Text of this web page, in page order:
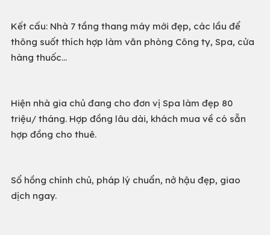
Kết cấu: Nhà 7 tầng thang máy mới đẹp, các lầu để
thông suốt thích hợp làm văn phòng Công ty, Spa, cửa
hàng thuốc...
Hiện nhà gia chủ đang cho đơn vị Spa làm đẹp 80
triệu/ tháng. Hợp đồng lâu dài, khách mua về có sẵn
hợp đồng cho thuê.
Sổ hồng chính chủ, pháp lý chuẩn, nở hậu đẹp, giao
dịch ngay.